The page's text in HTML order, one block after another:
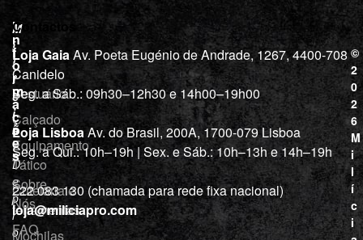
M
i
l
í
c
i
a
“
D
e
p
r
o
L
o
j
a
Vestuário
Calçado
Equipamento
Tático
Cutelaria e
ferramentas
Mochilas
I
n
f
o
r
m
a
ç
õ
e
s
Sobre
Nós
FAQ
Contactos
Loja GaiaAv. Poeta Eugénio de Andrade, 1267, 4400-708
Canidelo
Seg. a Sáb.: 09h30–12h30 e 14h00–19h00
Loja LisboaAv. do Brasil, 200A, 1700-079 Lisboa
Seg. a Qui.: 10h–19h | Sex. e Sáb.: 10h–13h e 14h–19h
222 083 130 (chamada para rede fixa nacional)
loja@miliciapro.com
©
2
0
2
6
M
i
l
í
c
i